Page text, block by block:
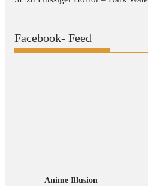
Facebook- Feed
Anime Illusion